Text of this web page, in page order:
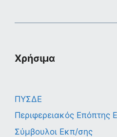
Χρήσιμα
ΠΥΣΔΕ
Περιφερειακός Επόπτης
Σύμβουλοι Εκπ/σης